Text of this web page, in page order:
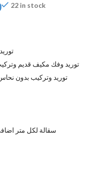
22 in stock
توريد وفك مكيف قديم
توريد وتركيب بدون
سقالة لكل متر اضافي